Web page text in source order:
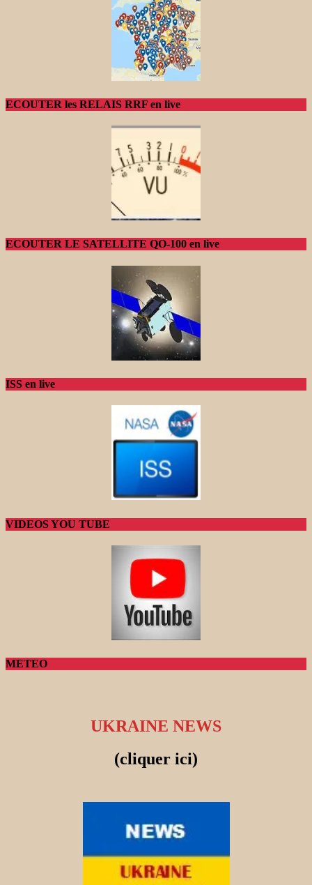
ECOUTER les RELAIS RRF en live
ECOUTER LE SATELLITE QO-100 en live
ISS en live
VIDEOS YOU TUBE
METEO
UKRAINE NEWS
(cliquer ici)